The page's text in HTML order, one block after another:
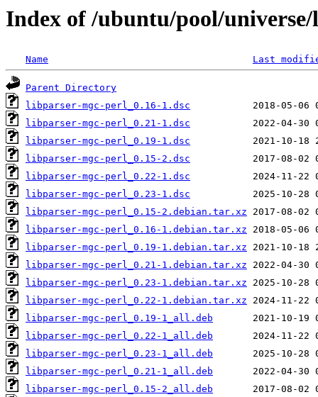
Index of /ubuntu/pool/
Name Last
Parent Directory
libparser-mgc-perl_0.16-1.dsc
libparser-mgc-perl_0.21-1.dsc
libparser-mgc-perl_0.19-1.dsc
libparser-mgc-perl_0.15-2.dsc
libparser-mgc-perl_0.22-1.dsc
libparser-mgc-perl_0.23-1.dsc
libparser-mgc-perl_0.15-2.debian.tar.xz
libparser-mgc-perl_0.16-1.debian.tar.xz
libparser-mgc-perl_0.19-1.debian.tar.xz
libparser-mgc-perl_0.21-1.debian.tar.xz
libparser-mgc-perl_0.23-1.debian.tar.xz
libparser-mgc-perl_0.22-1.debian.tar.xz
libparser-mgc-perl_0.19-1_all.deb
libparser-mgc-perl_0.22-1_all.deb
libparser-mgc-perl_0.23-1_all.deb
libparser-mgc-perl_0.21-1_all.deb
libparser-mgc-perl_0.15-2_all.deb